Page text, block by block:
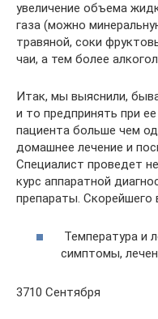
увеличение объема
газа (можно
травяной, соки
чаи, а тем более
Итак, мы выяснили,
и то предпринять при
пациента больше чем
домашнее лечение и
Специалист проведет
курс аппаратной
препараты. Скорейшего
Температура и
симптомы,
3710 Сентября